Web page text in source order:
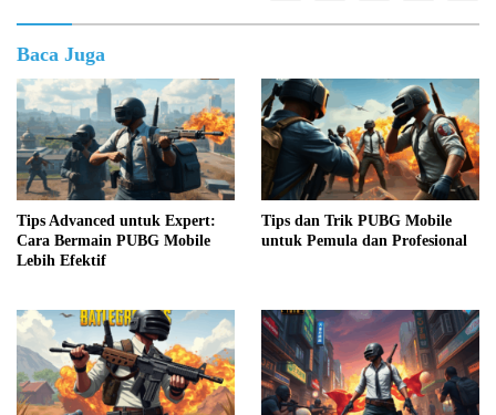
Baca Juga
Tips Advanced untuk Expert:
Cara Bermain PUBG Mobile
Lebih Efektif
Tips dan Trik PUBG Mobile
untuk Pemula dan Profesional